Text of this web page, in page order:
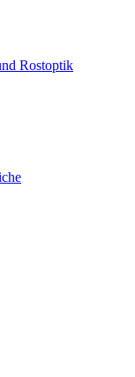
Rostoptik